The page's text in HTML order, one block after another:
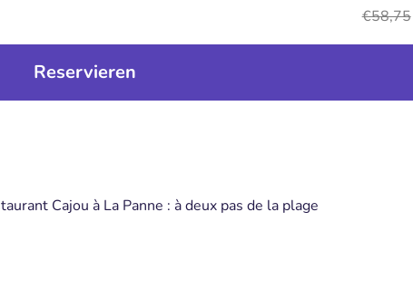
€58,75
Reservieren
Cajou à La Panne : à deux pas de la plage